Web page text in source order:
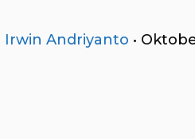
Irwin Andriyanto •